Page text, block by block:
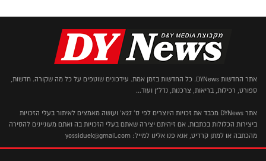
אתר החדשות DYNews. כל החדשות בזמן אמת. עידכונים שוטפים על כל מה שקורה. חדשות,
ספורט, רכילות, בריאות, צרכנות, נדל"ן ועוד...
אתר DYNews מכבד את זכויות היוצרים לפי ס' 27א' ועושה מאמצים לאיתור בעלי הזכויות
ביצירות הכלולות בכתבות. אם זיהיתם יצירה שאתם בעלי הזכויות בה ואתם מעוניינים להסירה
מהכתבה או למתן קרדיט, אנא פנו אלינו למייל: yossiduek@gmail.com